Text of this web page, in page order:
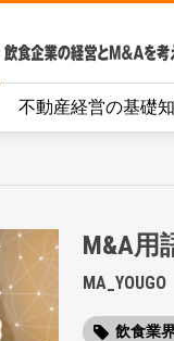
不動産経営の基礎
M&A用
MA_YOUGO
飲食業